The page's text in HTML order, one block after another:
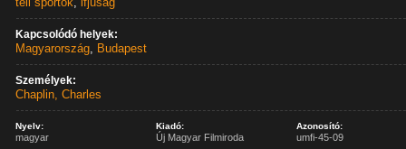
Kapcsolódó helyek:
Magyarország, Budapest
Személyek:
Chaplin, Charles
Nyelv:
magyar
Kiadó:
Új Magyar Filmiroda
Azonosító:
umfi-45-09